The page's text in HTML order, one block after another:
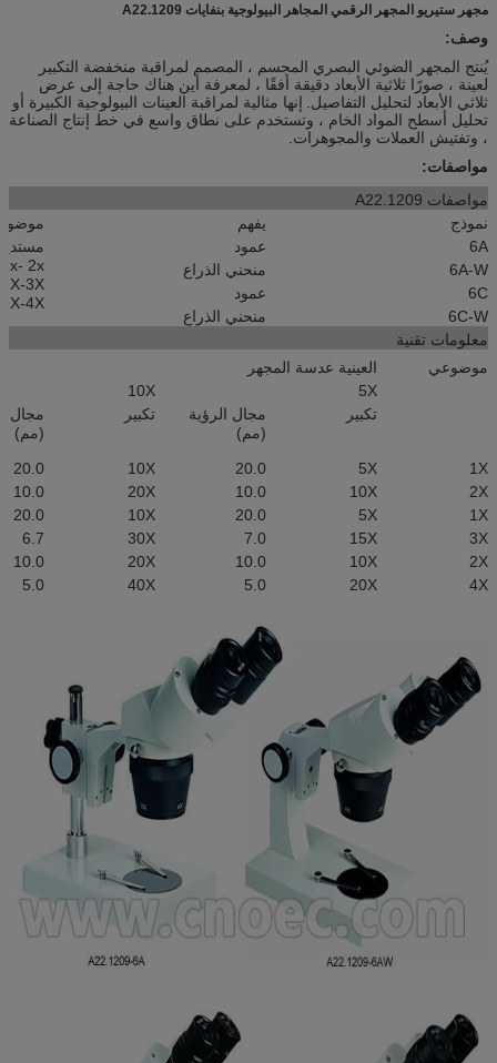
مجهر ستيريو المجهر الرقمي المجاهر البيولوجية بنفايات A22.1209
وصف:
يُنتج المجهر الضوئي البصري المجسم ، المصمم لمراقبة منخفضة التكبير
لعينة ، صورًا ثلاثية الأبعاد دقيقة أفقًا ، لمعرفة أين هناك حاجة إلى عرض
ثلاثي الأبعاد لتحليل التفاصيل.
إنها مثالية لمراقبة العينات البيولوجية الكبيرة أو
تحليل أسطح المواد الخام ، وتستخدم على نطاق واسع في خط إنتاج الصناعة
، وتفتيش العملات والمجوهرات.
مواصفات:
مواصفات A22.1209
نموذج
يفهم
6A
عمود
1x- 2x
1X-3X
2X-4X
6A-W
منحني الذراع
6C
عمود
6C-W
منحني الذراع
معلومات تقنية
موضوعي
العينية عدسة المجهر
5X
10X
تكبير
مجال الرؤية
(مم)
تكبير
مجال
(مم)
1X
5X
20.0
10X
20.0
2X
10X
10.0
20X
10.0
1X
5X
20.0
10X
20.0
3X
15X
7.0
30X
6.7
2X
10X
10.0
20X
10.0
4X
20X
5.0
40X
5.0